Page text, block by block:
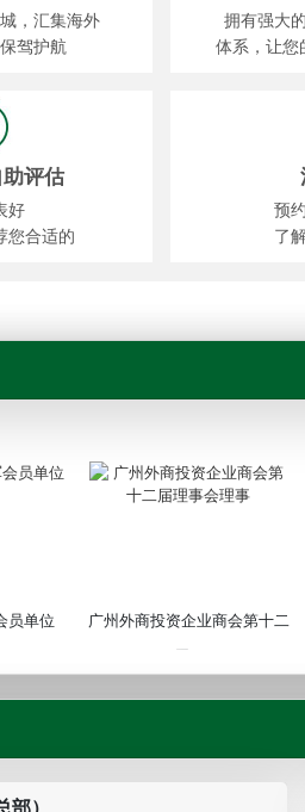
，汇集海外
驾护航
拥有强大
体系，让您
评估
好
您合适的
预
了
员单位
广州外商投资企业商会第十二
届...
）